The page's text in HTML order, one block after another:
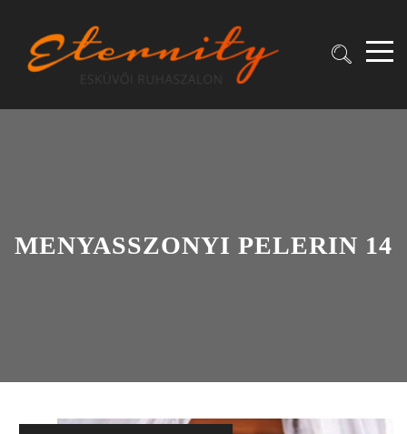
MENYASSZONYI PELERIN 14